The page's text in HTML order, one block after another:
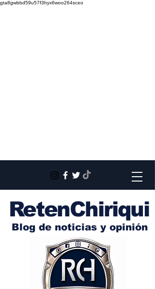
gta8gwbbd59u57f3hyx6woo264sceo
RetenChiriqui
Blog de noticias y opinión